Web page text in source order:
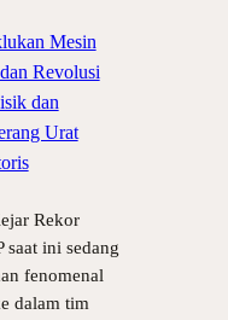
Mesin
Revolusi
dan
Urat
Rekor
saat ini sedang
fenomenal
dalam tim